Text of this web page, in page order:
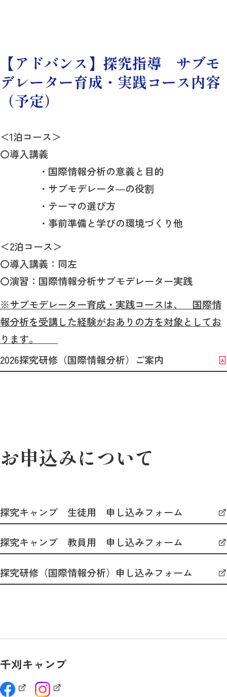
【アドバンス】探究指導 サブモ
デレーター育成・実践コース内容
（予定）
＜1泊コース＞
〇導入講義
・国際情報分析の意義と目的
・サブモデレータ―の役割
・テーマの選び方
・事前準備と学びの環境づくり他
＜2泊コース＞
〇導入講義：同左
〇演習：国際情報分析サブモデレーター実践
※サブモデレーター育成・実践コースは、 国際情
報分析を受講した経験がおありの方を対象としてお
ります。
2026探究研修（国際情報分析）ご案内
お申込みについて
探究キャンプ 生徒用 申し込みフォーム
探究キャンプ 教員用 申し込みフォーム
探究研修（国際情報分析）申し込みフォーム
千刈キャンプ